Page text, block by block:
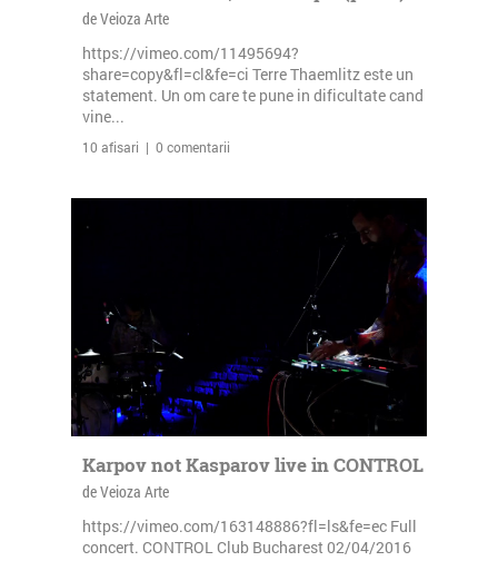
de Veioza Arte
https://vimeo.com/11495694?
share=copy&fl=cl&fe=ci Terre Thaemlitz este un
statement. Un om care te pune in dificultate cand
vine...
10 afisari | 0 comentarii
Karpov not Kasparov live in CONTROL
de Veioza Arte
https://vimeo.com/163148886?fl=ls&fe=ec Full
concert. CONTROL Club Bucharest 02/04/2016